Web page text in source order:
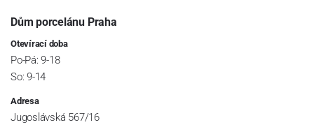
Dům porcelánu Praha
Otevírací doba
Po-Pá: 9-18
So: 9-14
Adresa
Jugoslávská 567/16